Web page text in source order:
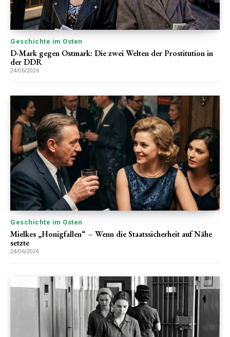
Geschichte im Osten
D-Mark gegen Ostmark: Die zwei Welten der Prostitution in
der DDR
24/06/2026
Geschichte im Osten
Mielkes „Honigfallen“ – Wenn die Staatssicherheit auf Nähe
setzte
24/06/2026